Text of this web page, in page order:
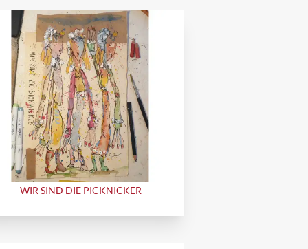
WIR SIND DIE PICKNICKER